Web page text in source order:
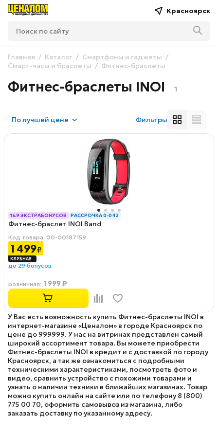
Красноярск
Главная Каталог
Смартфоны и гаджеты
Смарт-часы и браслеты
Фитнес-браслеты
Фитнес-браслеты INOI 1
Получшей цене Фильтры
149 ЭКСТРАБОНУСОВ РАССРОЧКА 0-0-12
Фитнес‑браслет INOI Band
Код товара: 00-00187159
1 499₽
до 29 бонусов
розничная: 1 999 ₽
У Вас есть возможность купить Фитнес-браслеты INOI в
интернет-магазине «Ценалом» в городе Красноярск по
цене до 999999. У нас на витринах представлен самый
широкий ассортимент товара. Вы можете приобрести
Фитнес-браслеты INOI в кредит и с доставкой по городу
Красноярск, а так же ознакомиться с подробными
техническими характеристиками, посмотреть фото и
видео, сравнить устройство с похожими товарами и
узнать о наличии техники в ближайших магазинах. Товар
можно купить онлайн на сайте или по телефону 8 (800)
775 00 70, оформить самовывоз из магазина, либо
заказать доставку по указанному адресу.